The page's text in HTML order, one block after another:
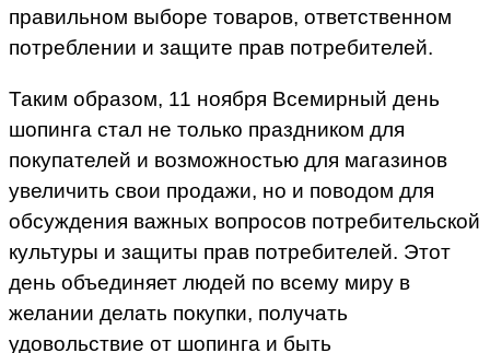
правильном выборе товаров, ответственном
потреблении и защите прав потребителей.
Таким образом, 11 ноября Всемирный день
шопинга стал не только праздником для
покупателей и возможностью для магазинов
увеличить свои продажи, но и поводом для
обсуждения важных вопросов потребительской
культуры и защиты прав потребителей. Этот
день объединяет людей по всему миру в
желании делать покупки, получать
удовольствие от шопинга и быть